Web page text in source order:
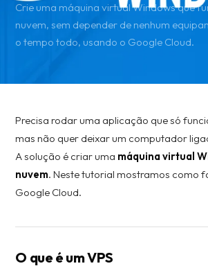
Crie uma máquina virtual Windows que
nuvem, sem depender de nenhum
o tempo todo, usando o Google Cloud.
Precisa rodar uma aplicação que só
mas não quer deixar um computador
A solução é criar uma máquina virtual
nuvem. Neste tutorial mostramos como
Google Cloud.
O que é um VPS